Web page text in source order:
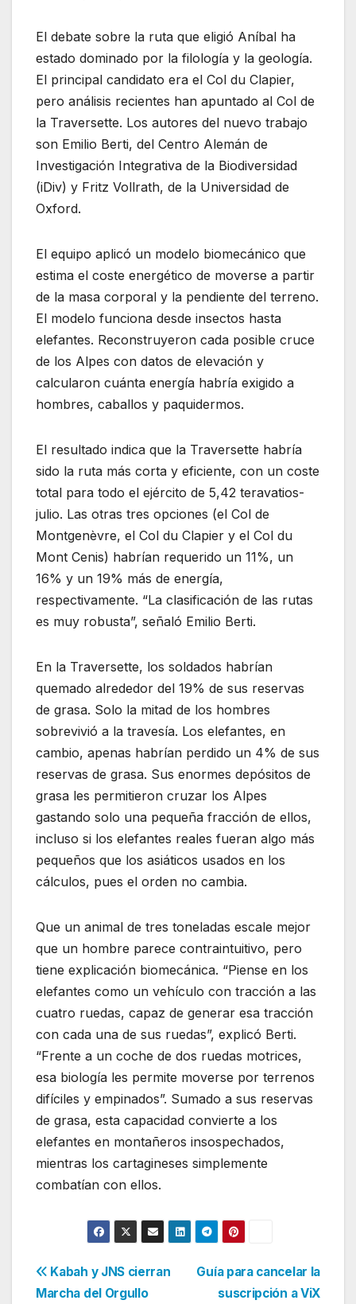
El debate sobre la ruta que eligió Aníbal ha
estado dominado por la filología y la geología.
El principal candidato era el Col du Clapier,
pero análisis recientes han apuntado al Col de
la Traversette. Los autores del nuevo trabajo
son Emilio Berti, del Centro Alemán de
Investigación Integrativa de la Biodiversidad
(iDiv) y Fritz Vollrath, de la Universidad de
Oxford.
El equipo aplicó un modelo biomecánico que
estima el coste energético de moverse a partir
de la masa corporal y la pendiente del terreno.
El modelo funciona desde insectos hasta
elefantes. Reconstruyeron cada posible cruce
de los Alpes con datos de elevación y
calcularon cuánta energía habría exigido a
hombres, caballos y paquidermos.
El resultado indica que la Traversette habría
sido la ruta más corta y eficiente, con un coste
total para todo el ejército de 5,42 teravatios-
julio. Las otras tres opciones (el Col de
Montgenèvre, el Col du Clapier y el Col du
Mont Cenis) habrían requerido un 11%, un
16% y un 19% más de energía,
respectivamente. “La clasificación de las rutas
es muy robusta”, señaló Emilio Berti.
En la Traversette, los soldados habrían
quemado alrededor del 19% de sus reservas
de grasa. Solo la mitad de los hombres
sobrevivió a la travesía. Los elefantes, en
cambio, apenas habrían perdido un 4% de sus
reservas de grasa. Sus enormes depósitos de
grasa les permitieron cruzar los Alpes
gastando solo una pequeña fracción de ellos,
incluso si los elefantes reales fueran algo más
pequeños que los asiáticos usados en los
cálculos, pues el orden no cambia.
Que un animal de tres toneladas escale mejor
que un hombre parece contraintuitivo, pero
tiene explicación biomecánica. “Piense en los
elefantes como un vehículo con tracción a las
cuatro ruedas, capaz de generar esa tracción
con cada una de sus ruedas”, explicó Berti.
“Frente a un coche de dos ruedas motrices,
esa biología les permite moverse por terrenos
difíciles y empinados”. Sumado a sus reservas
de grasa, esta capacidad convierte a los
elefantes en montañeros insospechados,
mientras los cartagineses simplemente
combatían con ellos.
Navegación
Guía para cancelar la
suscripción a ViX
Kabah y JNS cierran
Marcha del Orgullo